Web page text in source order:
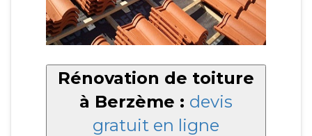
Rénovation de toiture
à Berzème : devis
gratuit en ligne